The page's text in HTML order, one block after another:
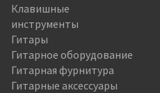
Клавишные
инструменты
Гитары
Гитарное оборудование
Гитарная фурнитура
Гитарные аксессуары